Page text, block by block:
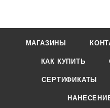
МАГАЗИНЫ
КАК КУПИТЬ
СЕРТИФИКАТЫ